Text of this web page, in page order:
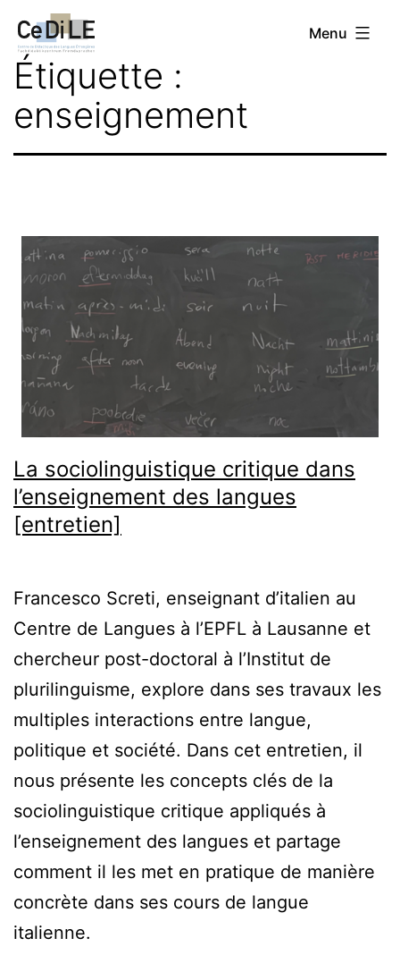
au
contenu
CeDiLE Menu
Étiquette :
enseignement
La sociolinguistique critique dans
l’enseignement des langues
[entretien]
Francesco Screti, enseignant d’italien au
Centre de Langues à l’EPFL à Lausanne et
chercheur post-doctoral à l’Institut de
plurilinguisme, explore dans ses travaux les
multiples interactions entre langue,
politique et société. Dans cet entretien, il
nous présente les concepts clés de la
sociolinguistique critique appliqués à
l’enseignement des langues et partage
comment il les met en pratique de manière
concrète dans ses cours de langue
italienne.